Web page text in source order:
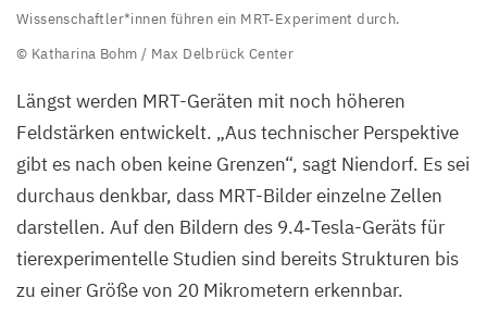
Wissenschaftler*innen
führen
MRT-
Experiment
durch.
Katharina
Wissenschaftler*innen führen ein MRT-Experiment durch.
© Katharina Bohm / Max Delbrück Center
Längst werden MRT-Geräten mit noch höheren
Feldstärken entwickelt. „Aus technischer Perspektive
gibt es nach oben keine Grenzen“, sagt Niendorf. Es sei
durchaus denkbar, dass MRT-Bilder einzelne Zellen
darstellen. Auf den Bildern des 9.4‑Tesla-Geräts für
tierexperimentelle Studien sind bereits Strukturen bis
zu einer Größe von 20 Mikrometern erkennbar.